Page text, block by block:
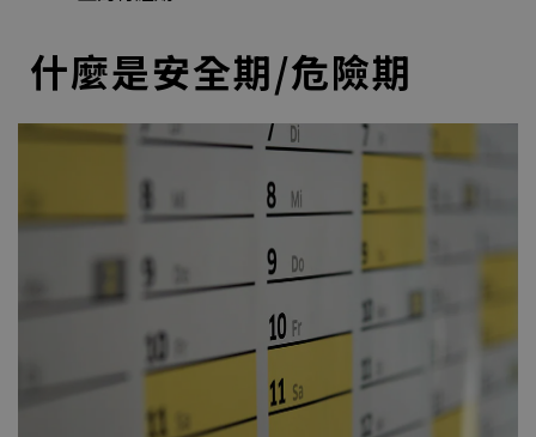
什麼是安全期/危險期